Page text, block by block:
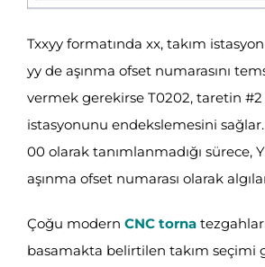
Txxyy formatında xx, takım
yy de aşınma ofset numarasını
vermek gerekirse T0202, taretin #2
istasyonunu endekslemesini
00 olarak tanımlanmadığı sürece,
aşınma ofset numarası olarak
Çoğu modern CNC torna
basamakta belirtilen takım seçimi